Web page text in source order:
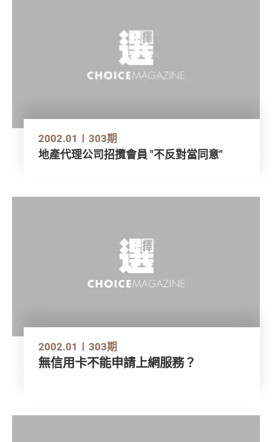
2002.01 303期
地產代理公司招攬會員 "不反對當同意"
2002.01 303期
無信用卡不能申請上網服務？